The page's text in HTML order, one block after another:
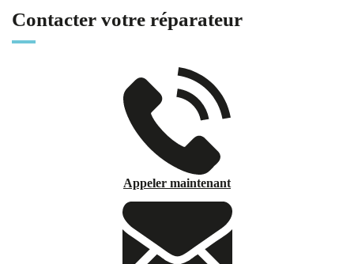
Contacter votre réparateur
Appeler maintenant